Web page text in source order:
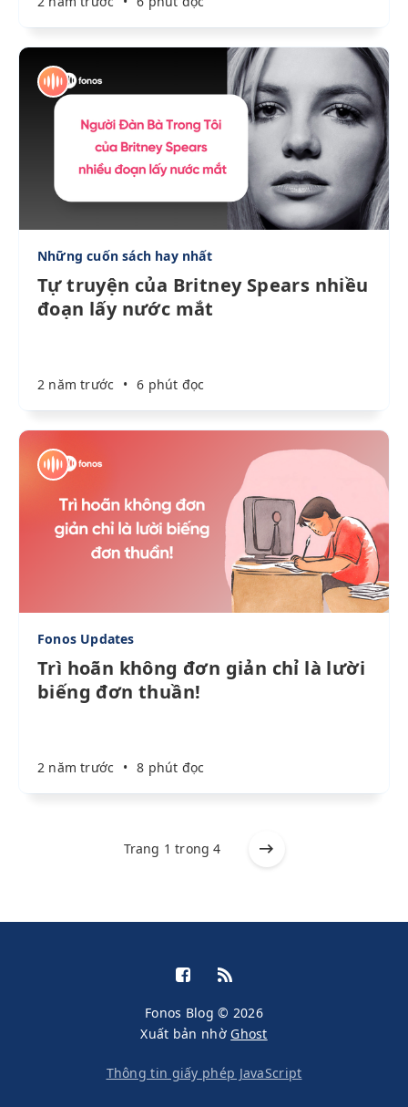
Những cuốn sách hay nhất
Tự truyện của Britney Spears nhiều
đoạn lấy nước mắt
2 năm trước • 6 phút đọc
Fonos Updates
Trì hoãn không đơn giản chỉ là lười
biếng đơn thuần!
2 năm trước • 8 phút đọc
Trang 1 trong 4
Fonos Blog © 2026
Xuất bản nhờ Ghost
Thông tin giấy phép JavaScript